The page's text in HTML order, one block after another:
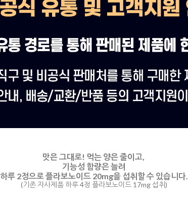
맛은 그대로! 먹는 양은 줄이고,
기능성 함량은 늘려
하루 2정으로 플라보노이드 20mg을 섭취할 수 있습니다.
(기존 자사제품 하루 4정 플라보노이드 17mg 섭취)